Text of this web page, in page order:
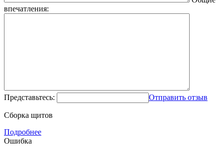
впечатления:
Представьтесь: Отправить отзыв
Сборка щитов
Подробнее
Ошибка